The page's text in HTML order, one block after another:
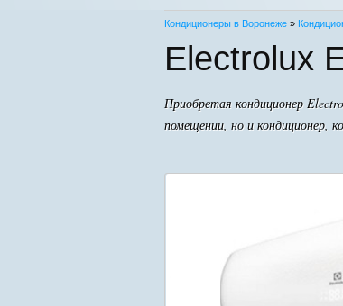
Кондиционеры в Воронеже »
Electrolux
Приобретая кондиционер
помещении, но и кондиционер,